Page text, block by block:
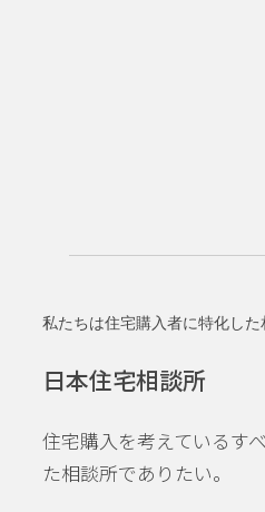
私たちは住宅購入者に特化した
日本住宅相談所
住宅購入を考えているす
た相談所でありたい。